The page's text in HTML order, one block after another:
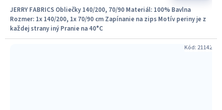
JERRY FABRICS Obliečky 140/200, 70/90 Materiál: 100% Bavlna
Rozmer: 1x 140/200, 1x 70/90 cm Zapínanie na zips Motív periny je z
každej strany iný Pranie na 40°C
Kód: 21142